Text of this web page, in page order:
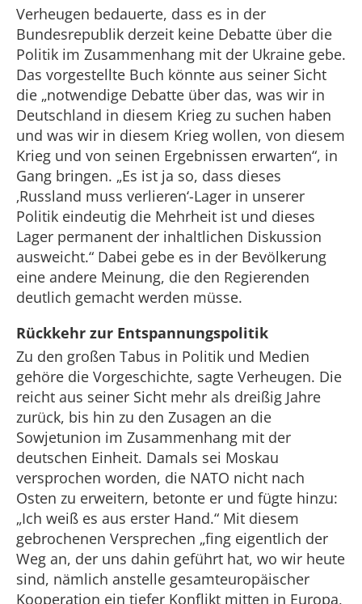
Verheugen bedauerte, dass es in der
Bundesrepublik derzeit keine Debatte über die
Politik im Zusammenhang mit der Ukraine gebe.
Das vorgestellte Buch könnte aus seiner Sicht
die „notwendige Debatte über das, was wir in
Deutschland in diesem Krieg zu suchen haben
und was wir in diesem Krieg wollen, von diesem
Krieg und von seinen Ergebnissen erwarten“, in
Gang bringen. „Es ist ja so, dass dieses
‚Russland muss verlieren‘-Lager in unserer
Politik eindeutig die Mehrheit ist und dieses
Lager permanent der inhaltlichen Diskussion
ausweicht.“ Dabei gebe es in der Bevölkerung
eine andere Meinung, die den Regierenden
deutlich gemacht werden müsse.
Rückkehr zur Entspannungspolitik
Zu den großen Tabus in Politik und Medien
gehöre die Vorgeschichte, sagte Verheugen. Die
reicht aus seiner Sicht mehr als dreißig Jahre
zurück, bis hin zu den Zusagen an die
Sowjetunion im Zusammenhang mit der
deutschen Einheit. Damals sei Moskau
versprochen worden, die NATO nicht nach
Osten zu erweitern, betonte er und fügte hinzu:
„Ich weiß es aus erster Hand.“ Mit diesem
gebrochenen Versprechen „fing eigentlich der
Weg an, der uns dahin geführt hat, wo wir heute
sind, nämlich anstelle gesamteuropäischer
Kooperation ein tiefer Konflikt mitten in Europa,